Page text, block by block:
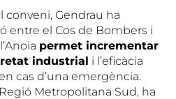
conveni, Gendrau ha
entre el Cos de Bombers i
permet incrementar
industrial i l’eficàcia
cas d’una emergència.
Metropolitana Sud, ha